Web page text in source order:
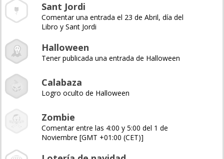
Sant Jordi
Comentar una entrada el 23 de Abril, día del
Libro y Sant Jordi
Halloween
Tener publicada una entrada de Halloween
Calabaza
Logro oculto de Halloween
Zombie
Comentar entre las 4:00 y 5:00 del 1 de
Noviembre [GMT +01:00 (CET)]